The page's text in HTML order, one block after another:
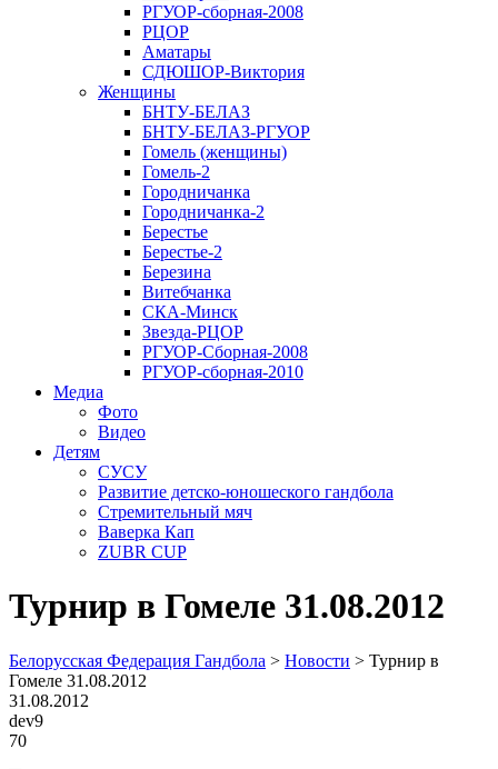
РГУОР-сборная-2008
РЦОР
Аматары
СДЮШОР-Виктория
Женщины
БНТУ-БЕЛАЗ
БНТУ-БЕЛАЗ-РГУОР
Гомель (женщины)
Гомель-2
Городничанка
Городничанка-2
Берестье
Берестье-2
Березина
Витебчанка
СКА-Минск
Звезда-РЦОР
РГУОР-Сборная-2008
РГУОР-сборная-2010
Медиа
Фото
Видео
Детям
СУСУ
Развитие детско-юношеского гандбола
Стремительный мяч
Ваверка Кап
ZUBR CUP
Турнир в Гомеле 31.08.2012
Белорусская Федерация Гандбола > Новости > Турнир в
Гомеле 31.08.2012
31.08.2012
dev9
70